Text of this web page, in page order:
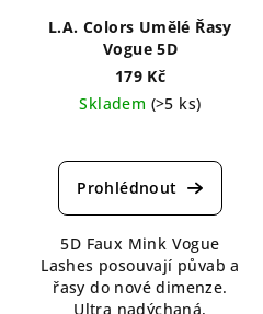
L.A. Colors Umělé Řasy
Vogue 5D
179 Kč
Skladem (>5 ks)
hodnocení
produktu
z
5
hvězdiček.
5D Faux Mink Vogue
Lashes posouvají půvab a
řasy do nové dimenze.
Ultra nadýchaná,